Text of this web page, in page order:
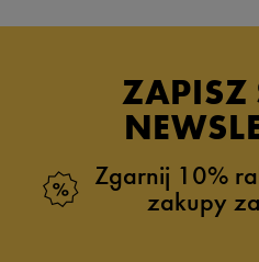
zebranych i
ZAPISZ
Zgarnij 10%
zakupy